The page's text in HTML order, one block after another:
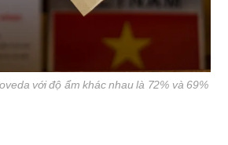
với độ ẩm khác nhau là 72% và 69%